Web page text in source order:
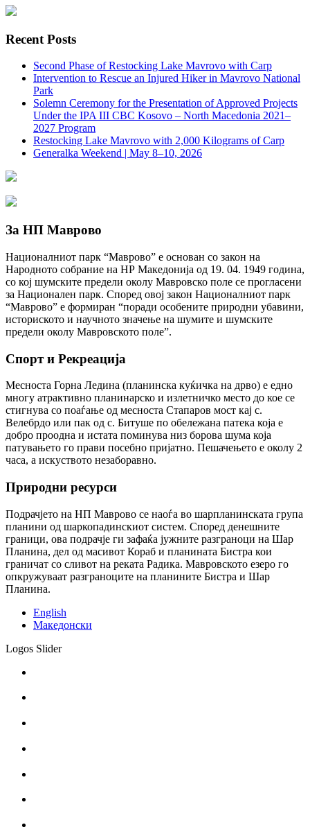
Recent Posts
Second Phase of Restocking Lake Mavrovo with Carp
Intervention to Rescue an Injured Hiker in Mavrovo National
Park
Solemn Ceremony for the Presentation of Approved Projects
Under the IPA III CBC Kosovo – North Macedonia 2021–
2027 Program
Restocking Lake Mavrovo with 2,000 Kilograms of Carp
Generalka Weekend | May 8–10, 2026
За НП Маврово
Националниот парк “Маврово” е основан со закон на
Народното собрание на НР Македонија од 19. 04. 1949 година,
со кој шумските предели околу Мавровско поле се прогласени
за Национален парк. Според овој закон Националниот парк
“Маврово” е формиран “поради особените природни убавини,
историското и научното значење на шумите и шумските
предели околу Мавровското поле”.
Спорт и Рекреација
Месноста Горна Ледина (планинска куќичка на дрво) е едно
многу атрактивно планинарско и излетничко место до кое се
стигнува со поаѓање од месноста Стапаров мост кај с.
Велебрдо или пак од с. Битуше по обележана патека која е
добро проодна и истата поминува низ борова шума која
патувањето го прави посебно пријатно. Пешачењето е околу 2
часа, а искуството незаборавно.
Природни ресурси
Подрачјето на НП Маврово се наоѓа во шарпланинската група
планини од шаркопадинскиот систем. Според денешните
граници, ова подрачје ги зафаќа јужните разграноци на Шар
Планина, дел од масивот Кораб и планината Бистра кои
граничат со сливот на реката Радика. Мавровското езеро го
опкружуваат разграноците на планините Бистра и Шар
Планина.
English
Македонски
Logos Slider